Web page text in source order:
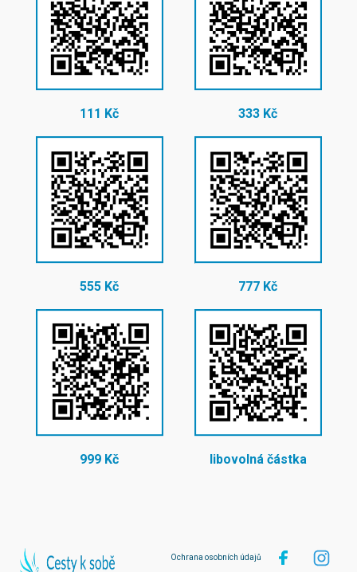
111 Kč 333 Kč
555 Kč 777 Kč
999 Kč libovolná částka
Ochrana osobních údajů